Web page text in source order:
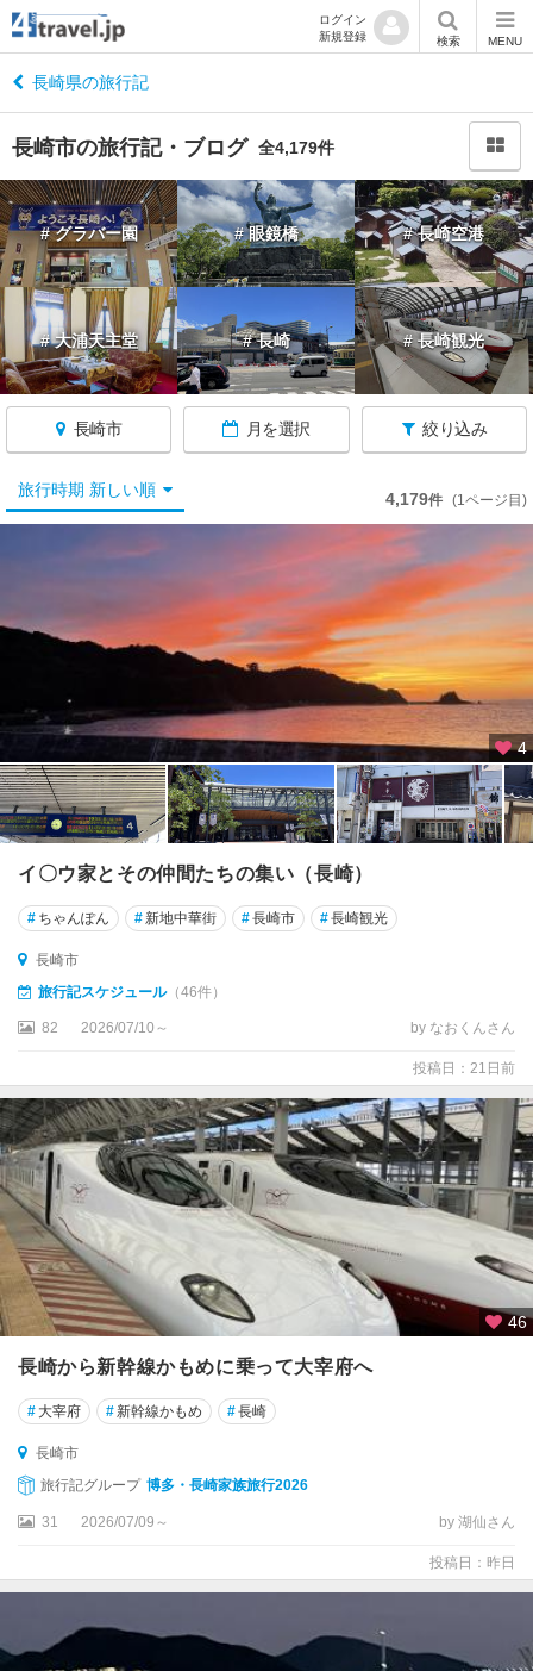
ログイン
新規登録
検索 MENU
長崎県の旅行記
長崎市の旅行記・ブログ 全4,179件
# グラバー園 # 眼鏡橋 # 長崎空港
# 大浦天主堂 # 長崎 # 長崎観光
長崎市 月を選択 絞り込み
長
崎
へ
戻
る
長
崎
べ
て
諫
大
・
西
海
世
保
・
平
戸
ハ
ス
テ
ン
ボ
ス
原
仙
・
浜
五
島
対
壱
旅行時期 新しい順 4,179件 (1ページ目)
4
イ〇ウ家とその仲間たちの集い（長崎）
# ちゃんぽん #新地中華街 #長崎市 #長崎観光
長崎市
旅行記スケジュール（46件）
82 2026/07/10～ by なおくんさん
投稿日：21日前
46
長崎から新幹線かもめに乗って大宰府へ
# 大宰府 #新幹線かもめ #長崎
長崎市
旅行記グループ 博多・長崎家族旅行2026
31 2026/07/09～ by 湖仙さん
投稿日：昨日